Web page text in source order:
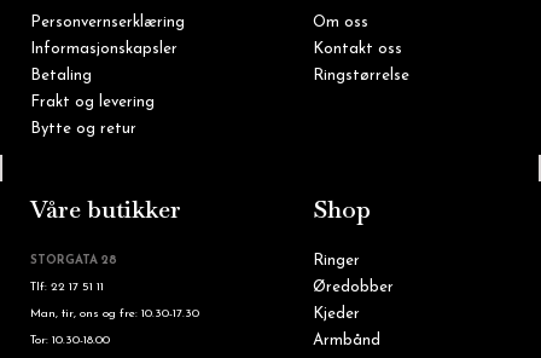
Personvernserklæring
Informasjonskapsler
Betaling
Frakt og levering
Bytte og retur
Om oss
Kontakt oss
Ringstørrelse
Våre butikker
STORGATA 28
Tlf: 22 17 51 11
Man, tir, ons og fre: 10.30-17.30
Tor: 10.30-18.00
Shop
Ringer
Øredobber
Kjeder
Armbånd